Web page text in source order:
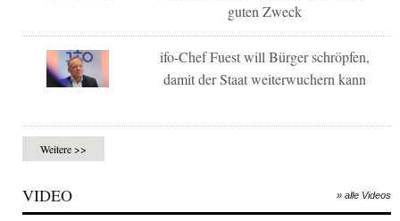
guten Zweck
ifo-Chef Fuest will Bürger schröpfen,
damit der Staat weiterwuchern kann
Weitere >>
VIDEO » alle Videos